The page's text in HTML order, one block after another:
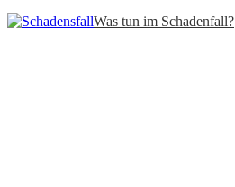
Was tun im Schadenfall?